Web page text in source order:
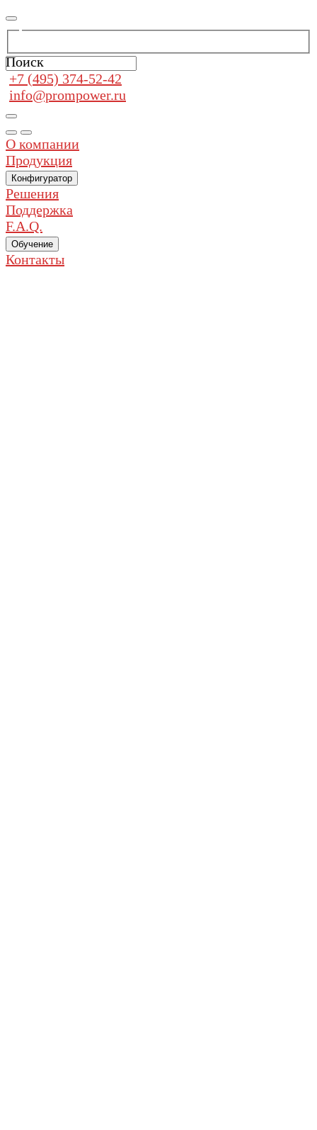
Поиск
+7 (495) 374-52-42
info@prompower.ru
О компании
Продукция
Конфигуратор
Решения
Поддержка
F.A.Q.
Обучение
Контакты